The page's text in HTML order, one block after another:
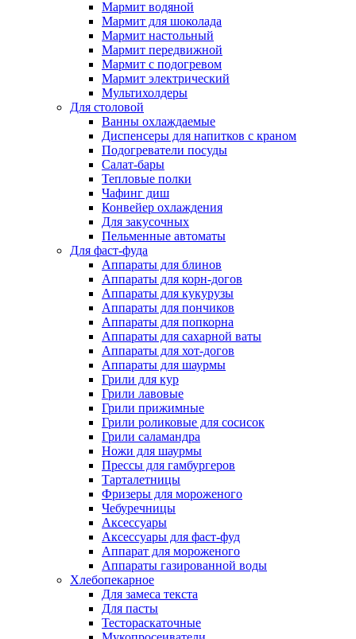
Мармит водяной
Мармит для шоколада
Мармит настольный
Мармит передвижной
Мармит с подогревом
Мармит электрический
Мультихолдеры
Для столовой
Ванны охлаждаемые
Диспенсеры для напитков с краном
Подогреватели посуды
Салат-бары
Тепловые полки
Чафинг диш
Конвейер охлаждения
Для закусочных
Пельменные автоматы
Для фаст-фуда
Аппараты для блинов
Аппараты для корн-догов
Аппараты для кукурузы
Аппараты для пончиков
Аппараты для попкорна
Аппараты для сахарной ваты
Аппараты для хот-догов
Аппараты для шаурмы
Грили для кур
Грили лавовые
Грили прижимные
Грили роликовые для сосисок
Грили саламандра
Ножи для шаурмы
Прессы для гамбургеров
Тарталетницы
Фризеры для мороженого
Чебуречницы
Аксессуары
Аксессуары для фаст-фуд
Аппарат для мороженого
Аппараты газированной воды
Хлебопекарное
Для замеса текста
Для пасты
Тестораскаточные